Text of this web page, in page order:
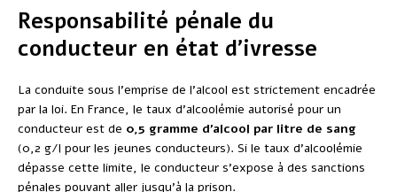
Responsabilité pénale du
conducteur en état d’ivresse
La conduite sous l’emprise de l’alcool est strictement encadrée
par la loi. En France, le taux d’alcoolémie autorisé pour un
conducteur est de 0,5 gramme d’alcool par litre de sang
(0,2 g/l pour les jeunes conducteurs). Si le taux d’alcoolémie
dépasse cette limite, le conducteur s’expose à des sanctions
pénales pouvant aller jusqu’à la prison.